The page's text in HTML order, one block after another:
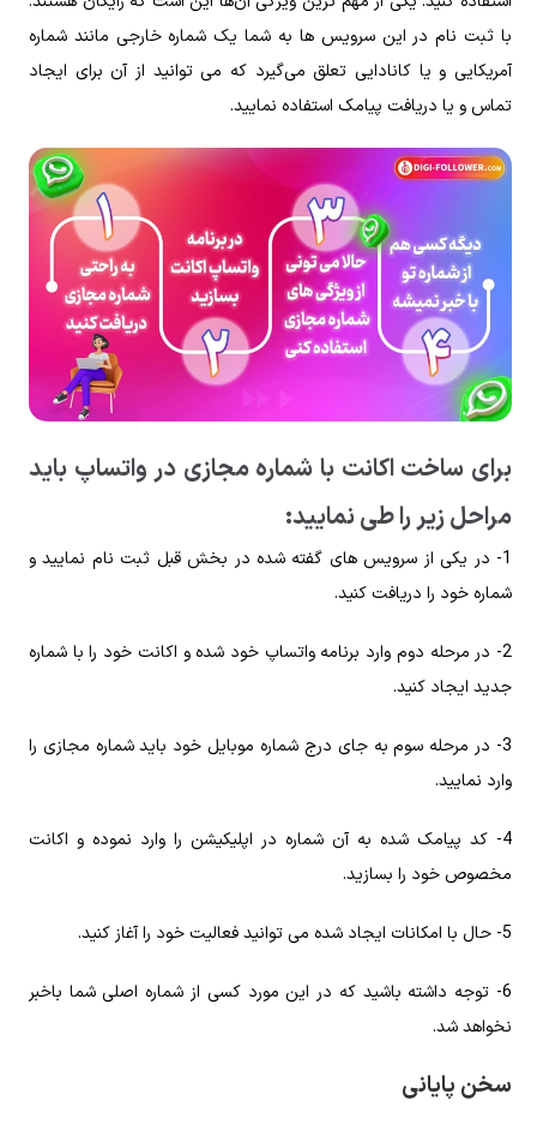
با ثبت‌ نام در این سرویس‌ ها به شما یک شماره خارجی مانند شماره
آمریکایی و یا کانادایی تعلق می‌گیرد که می ‌توانید از آن برای ایجاد
تماس و یا دریافت پیامک استفاده نمایید.
برای ساخت اکانت با شماره مجازی در واتساپ باید
مراحل زیر را طی نمایید:
1- در یکی از سرویس ‌های گفته‌ شده در بخش قبل ثبت ‌نام نمایید و
شماره خود را دریافت کنید.
2- در مرحله‌ دوم وارد برنامه واتساپ خود شده و اکانت خود را با شماره
جدید ایجاد کنید.
3- در مرحله سوم به‌ جای درج شماره موبایل خود باید شماره‌ مجازی را
وارد نمایید.
4- کد پیامک شده به آن شماره در اپلیکیشن را وارد نموده و اکانت
مخصوص خود را بسازید.
5- حال با امکانات ایجاد شده می ‌توانید فعالیت خود را آغاز کنید.
6- توجه داشته باشید که در این مورد کسی از شماره‌ اصلی شما باخبر
نخواهد شد.
سخن پایانی